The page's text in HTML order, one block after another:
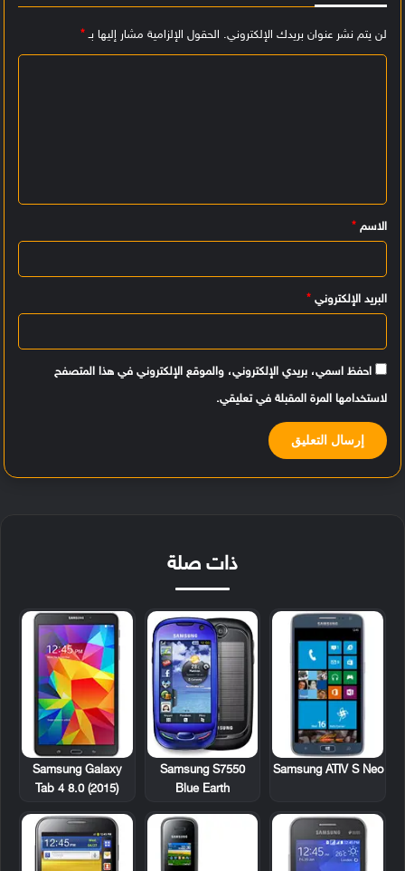
لن يتم نشر عنوان بريدك الإلكتروني. الحقول الإلزامية مشار إليها بـ*
ي
ق
الاسم *
البريد الإلكتروني *
احفظ اسمي، بريدي الإلكتروني، والموقع الإلكتروني في هذا المتصفح
لاستخدامها المرة المقبلة في تعليقي.
ذات صلة
Samsung ATIV S Neo
Samsung S7550
Blue Earth
Samsung Galaxy
Tab 4 8.0 (2015)